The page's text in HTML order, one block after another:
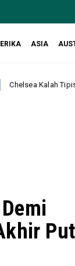
ASIA
Tipis 0-1 dari